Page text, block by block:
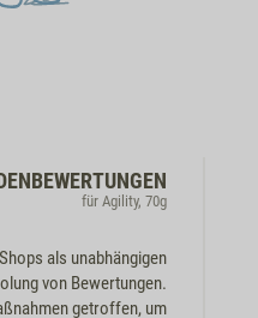
für Agility, 70g
als unabhängigen
von Bewertungen.
getroffen, um